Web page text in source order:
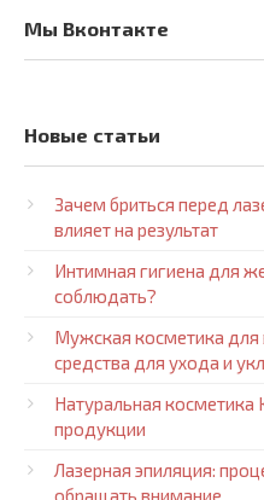
Мы Вконтакте
Новые статьи
Зачем бриться перед
влияет на результат
Интимная гигиена для
соблюдать?
Мужская косметика для
средства для ухода и
Натуральная косметика
продукции
Лазерная эпиляция:
обращать внимание